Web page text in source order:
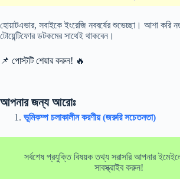
হোয়াটএভার, সবাইকে ইংরেজি নববর্ষের শুভেচ্ছা। আশা করি
টোয়েন্টিফোর ডটকমের সাথেই থাকবেন।
📌 পোস্টটি শেয়ার করুন! 🔥
আপনার জন্য আরোঃ
ভূমিকম্প চলাকালীন করণীয় (জরুরি সচেতনতা)
সর্বশেষ প্রযুক্তি বিষয়ক তথ্য সরাসরি আপনার
সাবস্ক্রাইব করুন!